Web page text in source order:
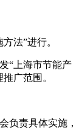
法”进行。
“上海市节能产
广范围。
负责具体实施，